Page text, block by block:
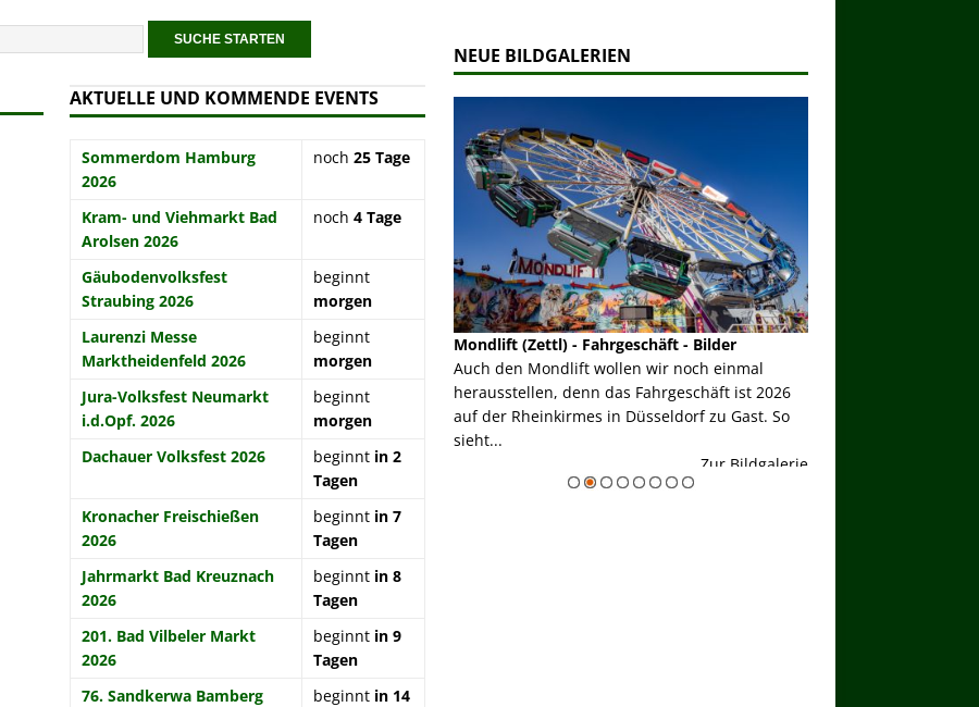
AKTUELLE UND KOMMENDE EVENTS
Sommerdom Hamburg
2026
noch 25 Tage
Kram- und Viehmarkt Bad
Arolsen 2026
noch 4 Tage
Gäubodenvolksfest
Straubing 2026
beginnt
morgen
Laurenzi Messe
Marktheidenfeld 2026
beginnt
morgen
Jura-Volksfest Neumarkt
i.d.Opf. 2026
beginnt
morgen
Dachauer Volksfest 2026
beginnt in 2
Tagen
Kronacher Freischießen
2026
beginnt in 7
Tagen
Jahrmarkt Bad Kreuznach
2026
beginnt in 8
Tagen
201. Bad Vilbeler Markt
2026
beginnt in 9
Tagen
76. Sandkerwa Bamberg
beginnt in 14
NEUE BILDGALERIEN
Rund um den Tegernsee (Zettl) - Fahrgeschäft -
Bilder
Im Sommer 2026 ist die Berg- und Talbahn
Rund um den Tegernsee zusammen mit dem
Gast. Da sie ...
Zur Bildgalerie
Mondlift (Zettl) - Fahrgeschäft - Bilder
Auch den Mondlift wollen wir noch einmal
herausstellen, denn das Fahrgeschäft ist 2026
auf der Rheinkirmes in Düsseldorf zu Gast. So
sieht...
Zur Bildgaleriegesonderter Blick au...
Zur Bildgalerie